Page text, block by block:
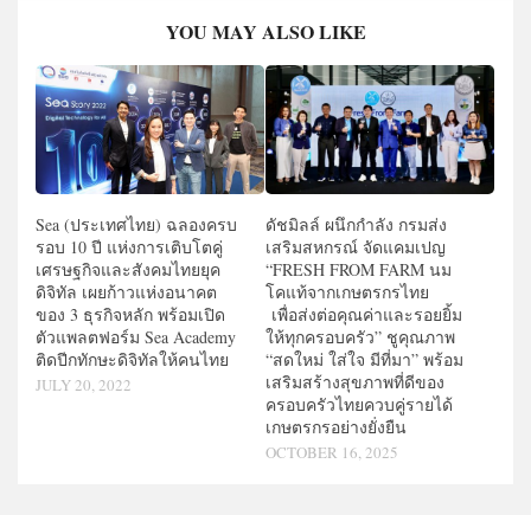
YOU MAY ALSO LIKE
Sea (ประเทศไทย) ฉลองครบ
รอบ 10 ปี แห่งการเติบโตคู่
เศรษฐกิจและสังคมไทยยุค
ดิจิทัล เผยก้าวแห่งอนาคต
ของ 3 ธุรกิจหลัก พร้อมเปิด
ตัวแพลตฟอร์ม Sea Academy
ติดปีกทักษะดิจิทัลให้คนไทย
JULY 20, 2022
ดัชมิลล์ ผนึกกำลัง กรมส่ง
เสริมสหกรณ์ จัดแคมเปญ
“FRESH FROM FARM นม
โคแท้จากเกษตรกรไทย
เพื่อส่งต่อคุณค่าและรอยยิ้ม
ให้ทุกครอบครัว” ชูคุณภาพ
“สดใหม่ ใส่ใจ มีที่มา” พร้อม
เสริมสร้างสุขภาพที่ดีของ
ครอบครัวไทยควบคู่รายได้
เกษตรกรอย่างยั่งยืน
OCTOBER 16, 2025